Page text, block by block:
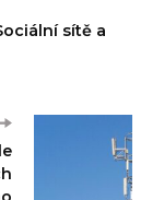
sítě a